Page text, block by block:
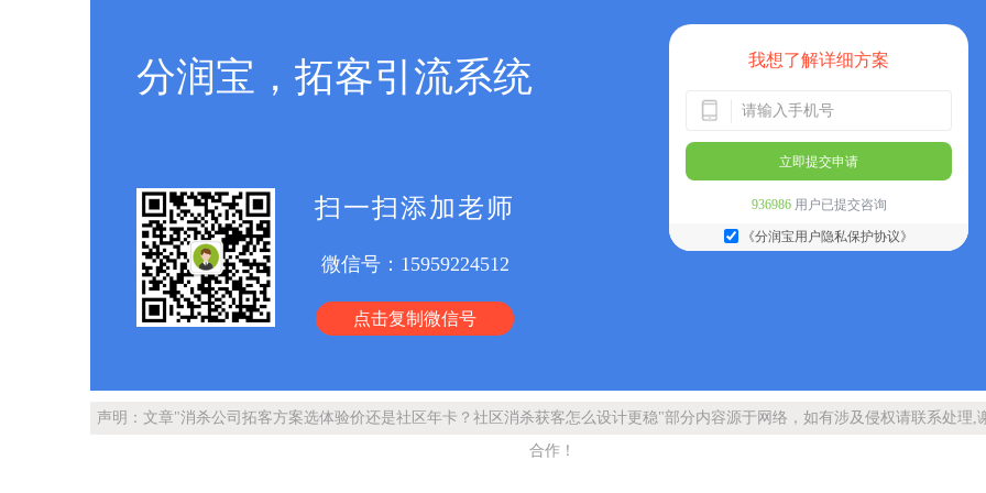
分润宝，拓客引流系统
扫一扫添加老师
微信号： 15959224512
点击复制微信号
我想了解详细方案
立即提交申请
936986用户已提交咨询
《分润宝用户隐私保护协议》
声明：文章"消杀公司拓客方案选体验价还是社区年卡？社区消杀获客怎么设计更稳"部分内容源于网络，如有涉及侵权请联系处理,
合作！